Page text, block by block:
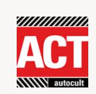
contenu